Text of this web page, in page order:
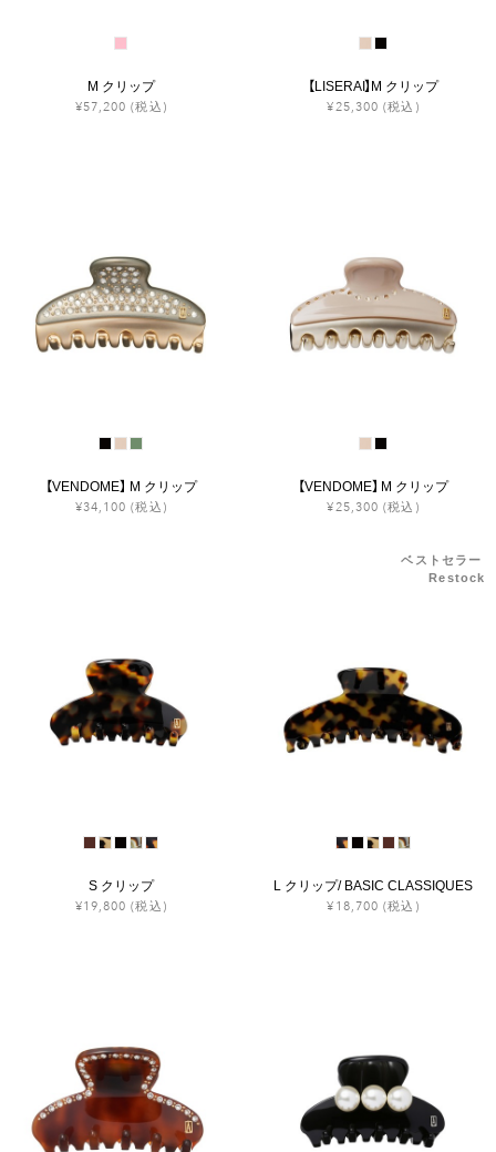
M クリップ
¥57,200 (税込)
【LISERAI】M クリップ
¥25,300 (税込)
【VENDOME】 M クリップ
¥34,100 (税込)
【VENDOME】 M クリップ
¥25,300 (税込)
S クリップ
¥19,800 (税込)
ベストセラー
Restock
L クリップ/ BASIC CLASSIQUES
¥18,700 (税込)